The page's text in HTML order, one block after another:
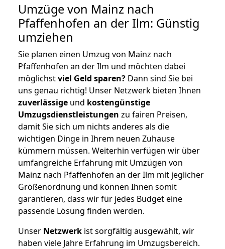
Umzüge von Mainz nach
Pfaffenhofen an der Ilm: Günstig
umziehen
Sie planen einen Umzug von Mainz nach
Pfaffenhofen an der Ilm und möchten dabei
möglichstviel Geld sparen? Dann sind Sie bei
uns genau richtig! Unser Netzwerk bieten Ihnen
zuverlässige und kostengünstige
Umzugsdienstleistungen zu fairen Preisen,
damit Sie sich um nichts anderes als die
wichtigen Dinge in Ihrem neuen Zuhause
kümmern müssen. Weiterhin verfügen wir über
umfangreiche Erfahrung mit Umzügen von
Mainz nach Pfaffenhofen an der Ilm mit jeglicher
Größenordnung und können Ihnen somit
garantieren, dass wir für jedes Budget eine
passende Lösung finden werden.
Unser Netzwerk ist sorgfältig ausgewählt, wir
haben viele Jahre Erfahrung im Umzugsbereich.